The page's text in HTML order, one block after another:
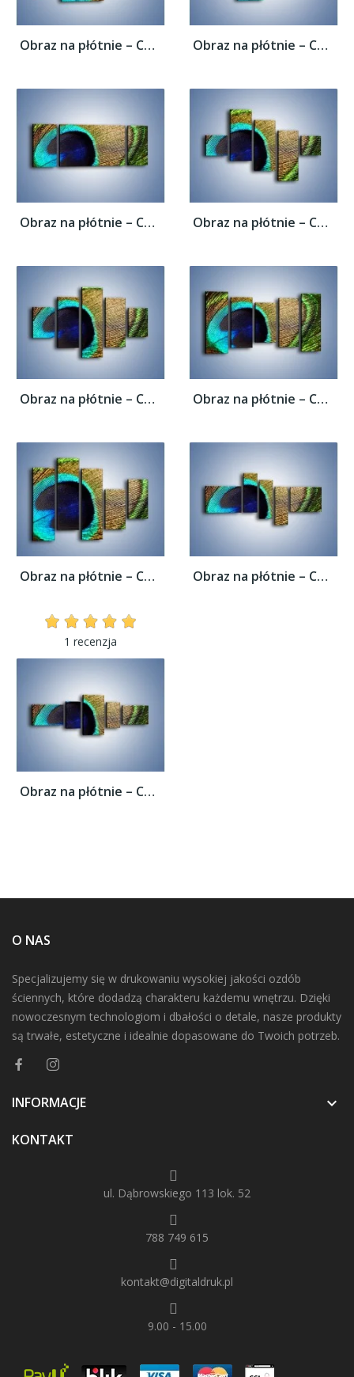
Obraz na płótnie – Cudowne pawie oko –... Obraz na płótnie – Cudowne pawie oko –...
Obraz na płótnie – Cudowne pawie oko –... Obraz na płótnie – Cudowne pawie oko –...
Obraz na płótnie – Cudowne pawie oko –... Obraz na płótnie – Cudowne pawie oko –...
Obraz na płótnie – Cudowne pawie oko –...
1 recenzja
Obraz na płótnie – Cudowne pawie oko –...
Obraz na płótnie – Cudowne pawie oko –...
O NAS
Specjalizujemy się w drukowaniu wysokiej jakości ozdób
ściennych, które dodadzą charakteru każdemu wnętrzu. Dzięki
nowoczesnym technologiom i dbałości o detale, nasze produkty
są trwałe, estetyczne i idealnie dopasowane do Twoich potrzeb.
INFORMACJE 
KONTAKT
ul. Dąbrowskiego 113 lok. 52
788 749 615
kontakt@digitaldruk.pl
9.00 - 15.00